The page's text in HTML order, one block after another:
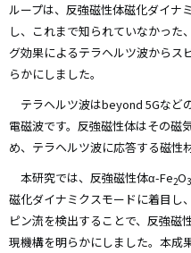
ループは、反強磁性体磁化ダイナ
し、これまで知られていなかった
グ効果によるテラヘルツ波からス
らかにしました。
テラヘルツ波はbeyond 5Gなど
電磁波です。反強磁性体はその磁
め、テラヘルツ波に応答する磁性
本研究では、反強磁性体α-Fe2O3
磁化ダイナミクスモードに着目し
ピン流を検出することで、反強磁
現機構を明らかにしました。本成